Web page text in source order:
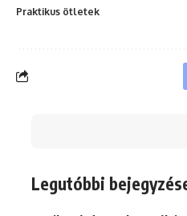
Praktikus ötletek
Legutóbbi